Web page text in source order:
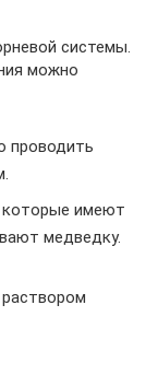
системы.
можно
проводить
которые имеют
медведку.